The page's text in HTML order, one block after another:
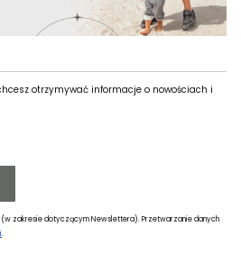
otrzymywać informacje o nowościach i
(w zakresie dotyczącym Newslettera). Przetwarzanie danych
.